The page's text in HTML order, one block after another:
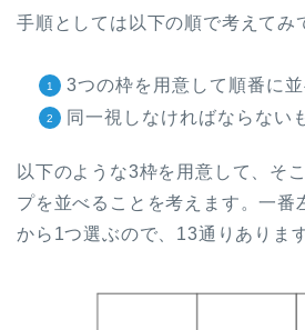
手順としては以下の順で考えてみ
3つの枠を用意して順番に
同一視しなければならない
以下のような3枠を用意して、そ
プを並べることを考えます。一番
から1つ選ぶので、13通りあります